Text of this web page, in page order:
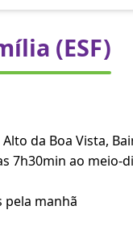
(ESF)
da Boa Vista,
7h30min ao meio-
pela manhã